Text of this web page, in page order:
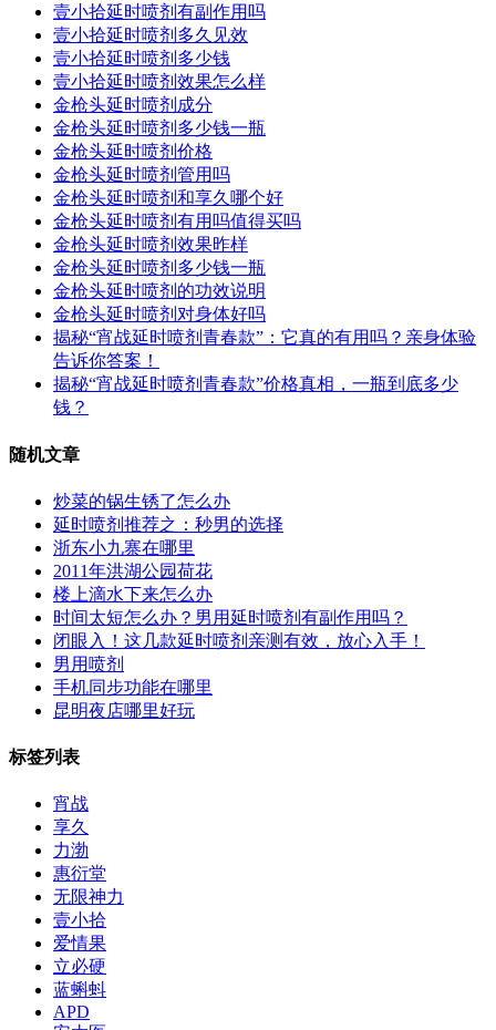
壹小拾延时喷剂有副作用吗
壹小拾延时喷剂多久见效
壹小拾延时喷剂多少钱
壹小拾延时喷剂效果怎么样
金枪头延时喷剂成分
金枪头延时喷剂多少钱一瓶
金枪头延时喷剂价格
金枪头延时喷剂管用吗
金枪头延时喷剂和享久哪个好
金枪头延时喷剂有用吗值得买吗
金枪头延时喷剂效果昨样
金枪头延时喷剂多少钱一瓶
金枪头延时喷剂的功效说明
金枪头延时喷剂对身体好吗
揭秘“宵战延时喷剂青春款”：它真的有用吗？亲身体验
告诉你答案！
揭秘“宵战延时喷剂青春款”价格真相，一瓶到底多少
钱？
随机文章
炒菜的锅生锈了怎么办
延时喷剂推荐之：秒男的选择
浙东小九寨在哪里
2011年洪湖公园荷花
楼上滴水下来怎么办
时间太短怎么办？男用延时喷剂有副作用吗？
闭眼入！这几款延时喷剂亲测有效，放心入手！
男用喷剂
手机同步功能在哪里
昆明夜店哪里好玩
标签列表
宵战
享久
力渤
惠衍堂
无限神力
壹小拾
爱情果
立必硬
蓝蝌蚪
APD